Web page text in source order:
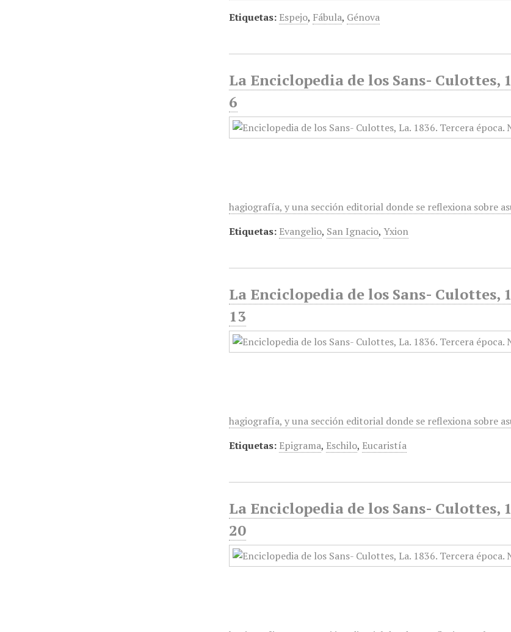
Etiquetas: Espejo, Fábula, Génova
La Enciclopedia de los Sans- Culottes,
6
hagiografía, y una sección editorial donde se reflexiona sobre
Etiquetas: Evangelio, San Ignacio,Yxion
La Enciclopedia de los Sans- Culottes,
13
hagiografía, y una sección editorial donde se reflexiona sobre
Etiquetas: Epigrama, Eschilo, Eucaristía
La Enciclopedia de los Sans- Culottes,
20